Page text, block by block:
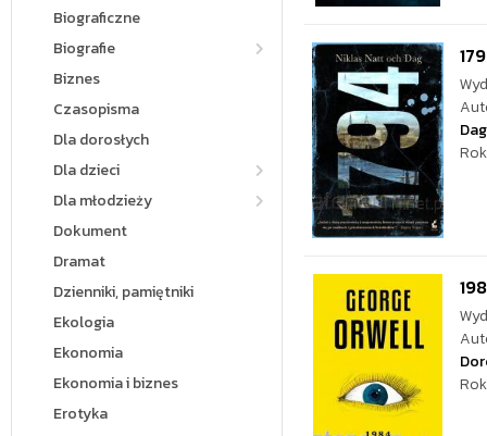
Biograficzne
Biografie
Biznes
Czasopisma
Dla dorosłych
Dla dzieci
Dla młodzieży
Dokument
Dramat
Dzienniki, pamiętniki
Ekologia
Ekonomia
Ekonomia i biznes
Erotyka
Dag